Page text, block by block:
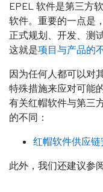
EPEL 软件是第三方
软件。重要的一点是
正式规划、开发、测
这就是项目与产品的
因为任何人都可以对
特殊措施来应对可能
有关红帽软件与第三
的不同：
红帽软件供应
此外，我们还建议参